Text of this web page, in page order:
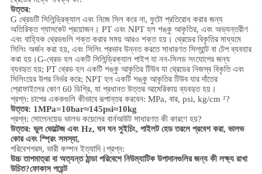
উত্তর:
G থ্রেডটি সিলিন্ড্রিক্যাল এবং নিজে সিল করে না, ফুটো প্রতিরোধ করার জন্য
অতিরিক্ত গ্যাসকেট প্রয়োজন। PT এবং NPT হল শঙ্কু আকৃতির, এবং অভ্যন্তরীণ
এবং বাহ্যিক থ্রেডগুলি শক্ত করার সময় আরও শক্ত হয়। থ্রেডের বিকৃতির মাধ্যমে
সিলিং অর্জন করা হয়, এবং সিলিং প্রভাব উন্নত করতে সাধারণত সিল্যান্ট বা টেপ ব্যবহার
করা হয়।G-থ্রেড হল একটি সিলিন্ড্রিক্যাল পাইপ যা নন-সিলড সংযোগের জন্য
ব্যবহৃত হয়; PT থ্রেড হল একটি শঙ্কু আকৃতির টিউব যা থ্রেডের নিজস্ব বিকৃতি এবং
সিলিংয়ের উপর নির্ভর করে; NPT হল একটি শঙ্কু আকৃতির টিউব যার দাঁতের
প্রোফাইলের কোণ 60 ডিগ্রি, যা প্রধানত উত্তর আমেরিকায় ব্যবহৃত হয়।
প্রশ্ন: চাপের এককগুলি কীভাবে রূপান্তর করবেন: MPa, বার, psi, kg/cm ²?
উত্তর: 1MPa=10bar≈145psi≈10kg
প্রশ্ন: সোলেনয়েড ভালভ কয়েলের বার্নআউট সাধারণত কী কারণে হয়?
উত্তর: ভুল ভোল্টেজ এবং Hz, ঘন ঘন সুইচিং, পাইলট হেড তরলে প্রবেশ করা, ভালভ
কোর এবং স্প্রিং সমস্যা,
পরিবেশগরম, ভারী কম্পন ইত্যাদি।প্রশ্ন:
উচ্চ তাপমাত্রা বা অত্যন্ত ঠান্ডা পরিবেশে নিউম্যাটিক উপাদানগুলির জন্য কী লক্ষ্য রাখা
উচিত?ফোকাস পয়েন্ট